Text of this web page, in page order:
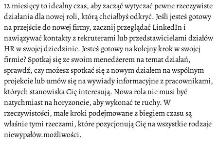
12 miesięcy to idealny czas, aby zacząć wytyczać pewne rzeczywiste
działania dla nowej roli, którą chciałbyś odkryć. Jeśli jesteś gotowy
na przejście do nowej firmy, zacznij przeglądać LinkedIn i
nawiązywać kontakty z rekruterami lub przedstawicielami działów
HR w swojej dziedzinie. Jesteś gotowy na kolejny krok w swojej
firmie? Spotkaj się ze swoim menedżerem na temat działań,
sprawdź, czy możesz spotkać się z nowym działem na wspólnym
projekcie lub umów się na wywiady informacyjne z pracownikami,
których stanowiska Cię interesują. Nowa rola nie musi być
natychmiast na horyzoncie, aby wykonać te ruchy. W
rzeczywistości, małe kroki podejmowane z biegiem czasu są
właśnie tymi rzeczami, które pozycjonują Cię na wszystkie rodzaje
niewypałów.możliwości.